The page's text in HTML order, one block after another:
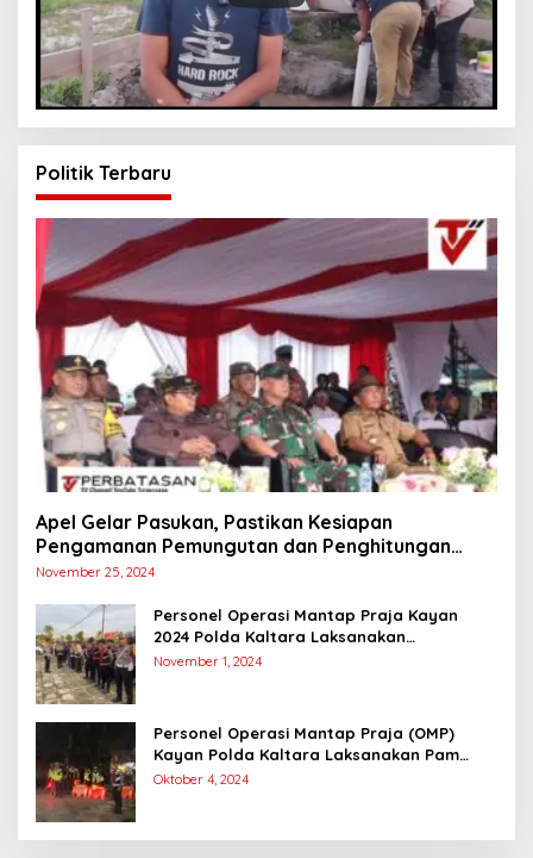
Politik Terbaru
Apel Gelar Pasukan, Pastikan Kesiapan
Pengamanan Pemungutan dan Penghitungan
Suara
November 25, 2024
Personel Operasi Mantap Praja Kayan
2024 Polda Kaltara Laksanakan
Pengamanan Simulasi Pemungutan dan
November 1, 2024
Personel Operasi Mantap Praja (OMP)
Kayan Polda Kaltara Laksanakan Pam
Kampanye Paslon Gubernur dan Wakil
Oktober 4, 2024